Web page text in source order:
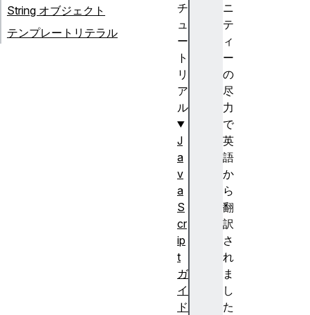
ニ
テ
ィ
ー
の
尽
力
で
英
語
か
ら
翻
訳
さ
れ
ま
し
た
String オブジェクト
テンプレートリテラル
チ
ュ
ー
ト
リ
ア
ル
J
a
v
a
S
cr
ip
t
ガ
イ
ド